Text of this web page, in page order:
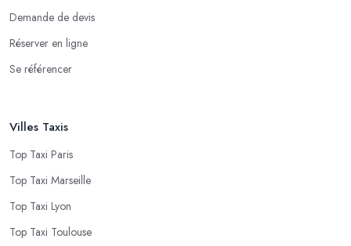
Demande de devis
Réserver en ligne
Se référencer
Villes Taxis
Top Taxi Paris
Top Taxi Marseille
Top Taxi Lyon
Top Taxi Toulouse